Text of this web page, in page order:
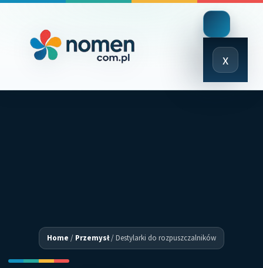
x
Close
Menu
Home / Przemysł/Destylarki do rozpuszczalników